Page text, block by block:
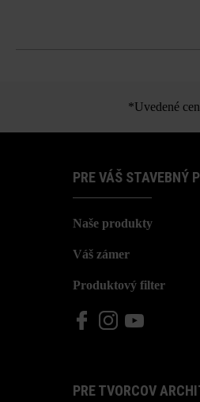
*Uvedené
PRE VÁŠ STAVEBNÝ
Naše produkty
Váš zámer
Produktový filter
PRE TVORCOV